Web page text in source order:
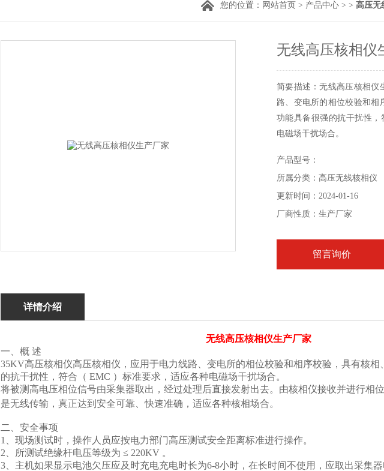
您的位置： 网站首页 > 产品中心 > > 高压无
无线高压核相仪
简要描述：无线高压核相仪
路、变电所的相位校验和相
功能具备很强的抗干扰性，
电磁场干扰场合。
产品型号：
所属分类：高压无线核相仪
更新时间：2024-01-16
厂商性质：生产厂家
留言询价
详情介绍
无线高压核相仪生产厂家
一、概 述
35KV高压核相仪高压核相仪，应用于电力线路、变电所的相位校验和相序校验，具有核
的抗干扰性，符合（ EMC ）标准要求，适应各种电磁场干扰场合。
将被测高电压相位信号由采集器取出，经过处理后直接发射出去。由核相仪接收并进行相
是无线传输，真正达到安全可靠、快速准确，适应各种核相场合。
二、安全事项
1、现场测试时，操作人员应按电力部门高压测试安全距离标准进行操作。
2、所测试绝缘杆电压等级为 ≤ 220KV 。
3、主机如果显示电池欠压应及时充电充电时长为6-8小时，在长时间不使用，应取出采集